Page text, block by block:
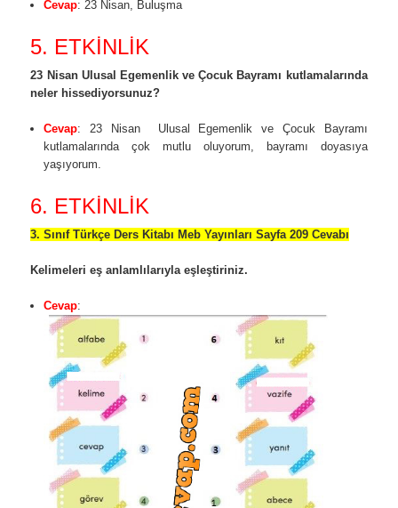
Cevap: 23 Nisan, Buluşma
5. ETKİNLİK
23 Nisan Ulusal Egemenlik ve Çocuk Bayramı kutlamalarında
neler hissediyorsunuz?
Cevap: 23 Nisan Ulusal Egemenlik ve Çocuk Bayramı
kutlamalarında çok mutlu oluyorum, bayramı doyasıya
yaşıyorum.
6. ETKİNLİK
3. Sınıf Türkçe Ders Kitabı Meb Yayınları Sayfa 209 Cevabı
Kelimeleri eş anlamlılarıyla eşleştiriniz.
Cevap: